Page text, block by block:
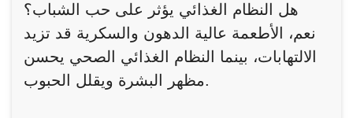
هل النظام الغذائي يؤثر على حب الشباب؟
نعم، الأطعمة عالية الدهون والسكرية قد تزيد
الالتهابات، بينما النظام الغذائي الصحي يحسن
مظهر البشرة ويقلل الحبوب.